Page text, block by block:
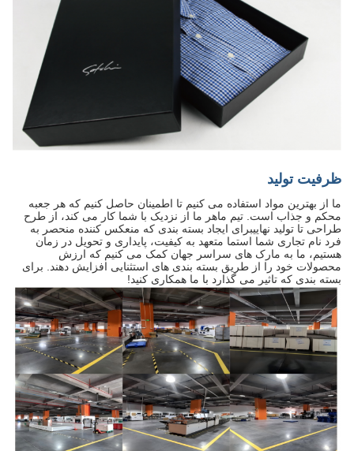
ظرفیت تولید
ما از بهترین مواد استفاده می کنیم تا اطمینان حاصل کنیم که هر جعبه
محکم و جذاب است. تیم ماهر ما از نزدیک با شما کار می کند، از طرح
طراحی تا تولید نهاییبرای ایجاد بسته بندی که منعکس کننده منحصر به
فرد نام تجاری شما استما متعهد به کیفیت، پایداری و تحویل در زمان
هستیم، ما به مارک های سراسر جهان کمک می کنیم که ارزش
محصولات خود را از طریق بسته بندی های استثنایی افزایش دهند. برای
بسته بندی که تاثیر می گذارد با ما همکاری کنید!